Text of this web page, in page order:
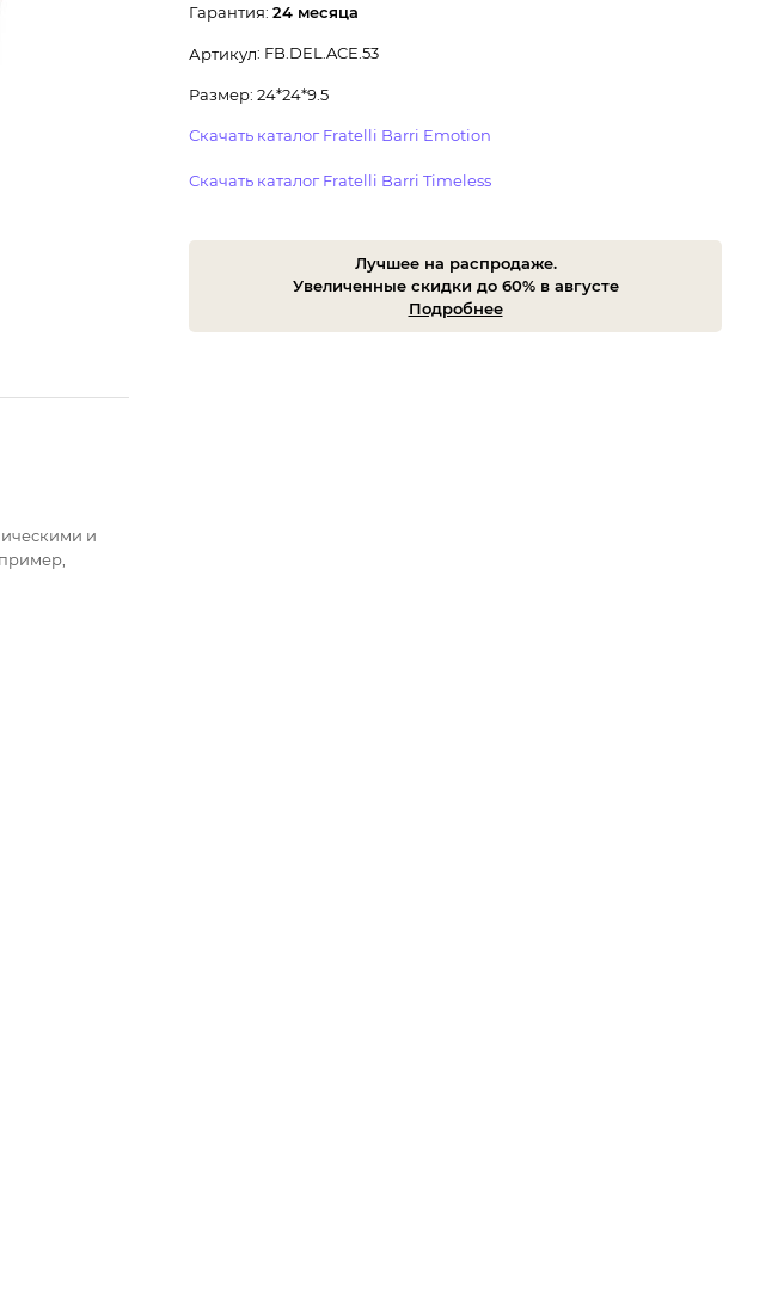
Гарантия: 24 месяца
Артикул: FB.DEL.ACE.53
Размер: 24*24*9.5
Скачать каталог Fratelli Barri Emotion
Скачать каталог Fratelli Barri Timeless
Лучшее на распродаже.
Увеличенные скидки до 60% в августе
Подробнее
и